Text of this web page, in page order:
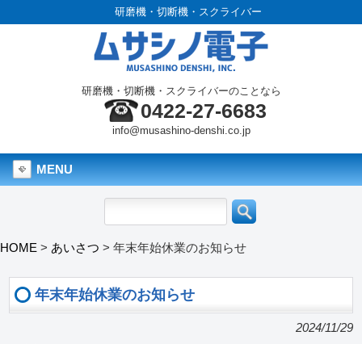
研磨機・切断機・スクライバー
研磨機・切断機・スクライバーのことなら
0422-27-6683
info@musashino-denshi.co.jp
MENU
HOME > あいさつ > 年末年始休業のお知らせ
年末年始休業のお知らせ
2024/11/29